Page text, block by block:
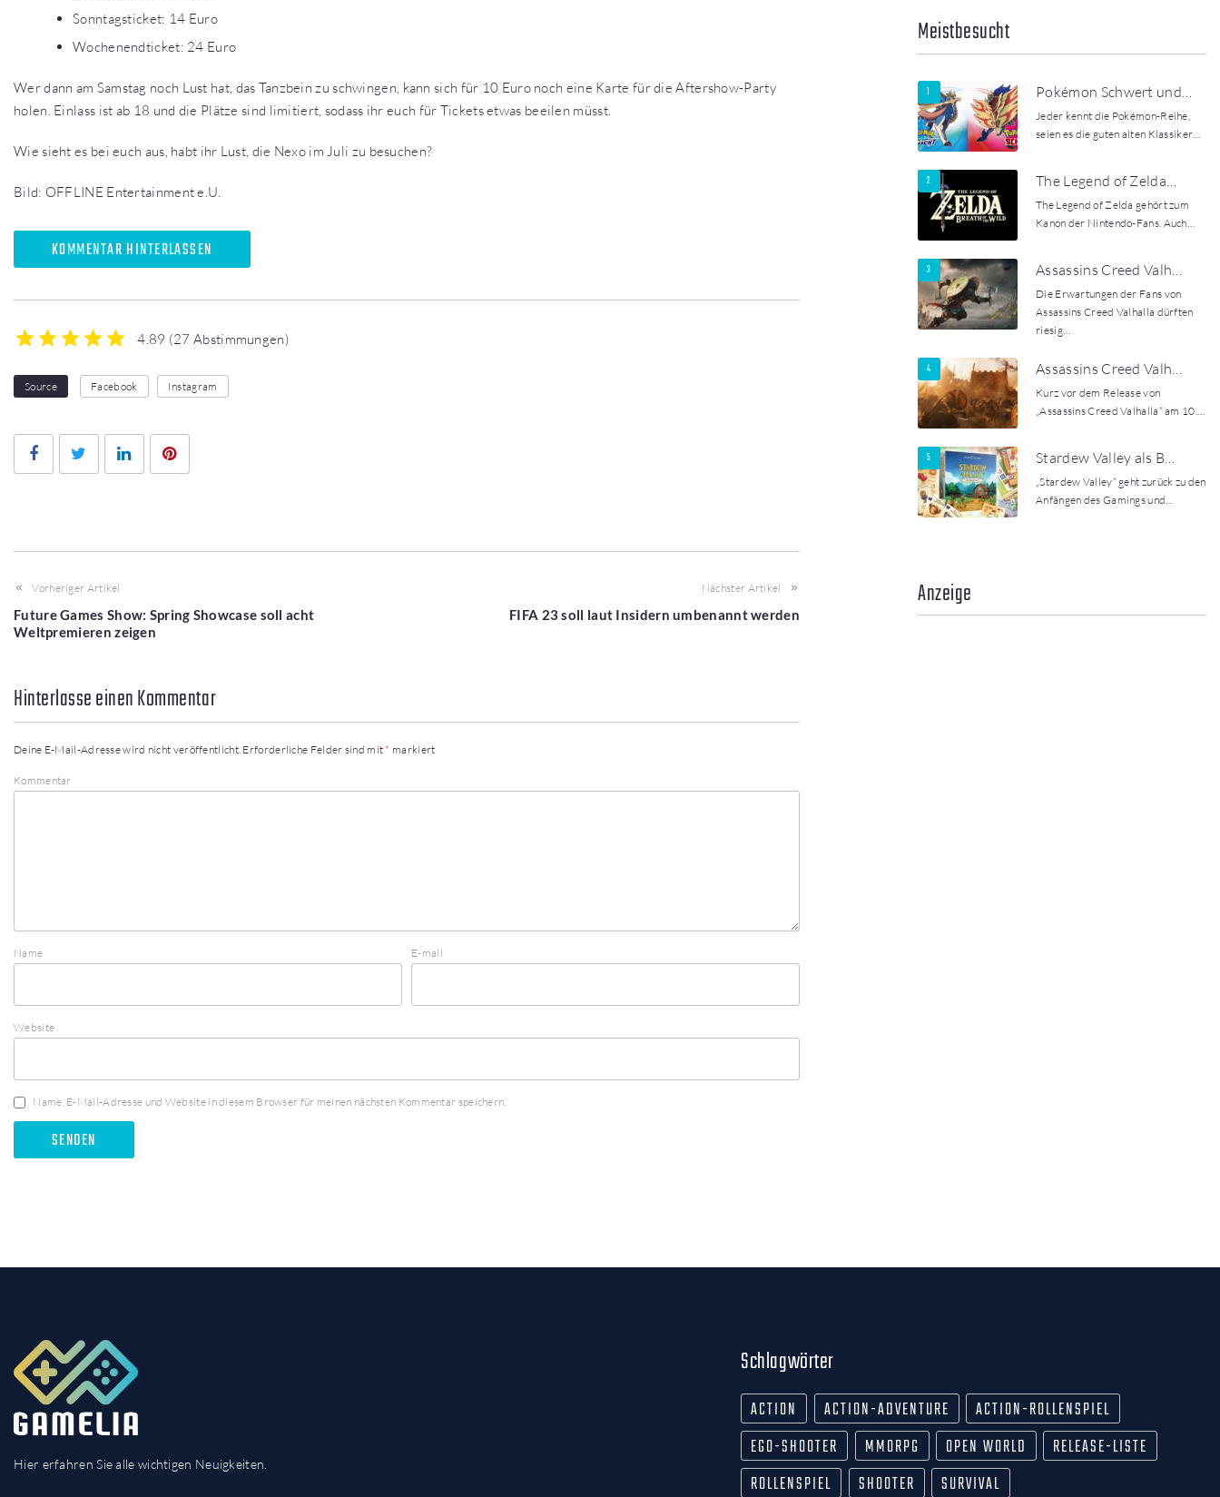
Sonntagsticket: 14 Euro
Wochenendticket: 24 Euro
Wer dann am Samstag noch Lust hat, das Tanzbein zu schwingen, kann sich für 10 Euro noch eine Karte für die Aftershow-Party
holen. Einlass ist ab 18 und die Plätze sind limitiert, sodass ihr euch für Tickets etwas beeilen müsst.
Wie sieht es bei euch aus, habt ihr Lust, die Nexo im Juli zu besuchen?
Bild: OFFLINE Entertainment e.U.
KOMMENTAR HINTERLASSEN
4.89 (27 Abstimmungen)
Source Facebook Instagram
FacebookTwitter LinkedIn
Vorheriger Artikel
Future Games Show: Spring Showcase soll acht
Weltpremieren zeigen
Nächster Artikel
FIFA 23 soll laut Insidern umbenannt werden
Hinterlasse einen Kommentar
Deine E-Mail-Adresse wird nicht veröffentlicht. Erforderliche Felder sind mit * markiert
Kommentar
Name E-mail
Website
Name, E-Mail-Adresse und Website in diesem Browser für meinen nächsten Kommentar speichern.
Meistbesucht
Pokémon Schwert und…
Jeder kennt die Pokémon-Reihe,
seien es die guten alten Klassiker…
The Legend of Zelda…
The Legend of Zelda gehört zum
Kanon der Nintendo-Fans. Auch…
Assassins Creed Valh…
Die Erwartungen der Fans von
Assassins Creed Valhalla dürften
riesig…
Assassins Creed Valh…
Kurz vor dem Release von
„Assassins Creed Valhalla“ am 10.…
Stardew Valley als B…
„Stardew Valley“ geht zurück zu den
Anfängen des Gamings und…
Anzeige
Hier erfahren Sie alle wichtigen Neuigkeiten.
Schlagwörter
ACTION ACTION-ADVENTURE
ACTION-ROLLENSPIEL
EGO-SHOOTER
MMORPG OPEN WORLD
RELEASE-LISTE
ROLLENSPIEL
SHOOTER SURVIVAL